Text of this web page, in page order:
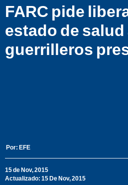
FARC pide
estado de salud
guerrilleros
Por: EFE
15 de Nov, 2015
Actualizado: 15 De Nov, 2015